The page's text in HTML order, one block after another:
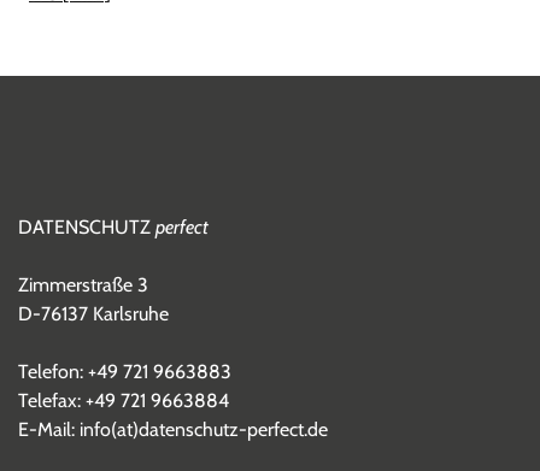
DATENSCHUTZ perfect
Zimmerstraße 3
D-76137 Karlsruhe
Telefon: +49 721 9663883
Telefax: +49 721 9663884
E-Mail: info(at)datenschutz-perfect.de